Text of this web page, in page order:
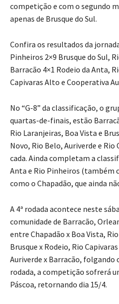
competição e com o segundo
apenas de Brusque do Sul.
Confira os resultados da
Pinheiros 2×9 Brusque do Sul,
Barracão 4×1 Rodeio da Anta,
Capivaras Alto e Cooperativa
No “G-8” da classificação, o
quartas-de-finais, estão
Rio Laranjeiras, Boa Vista e
Novo, Rio Belo, Auriverde e
cada. Ainda completam a
Anta e Rio Pinheiros (também
como o Chapadão, que ainda
A 4ª rodada acontece neste
comunidade de Barracão,
entre Chapadão x Boa Vista,
Brusque x Rodeio, Rio
Auriverde x Barracão, folgando
rodada, a competição sofrerá
Páscoa, retornando dia 15/4.